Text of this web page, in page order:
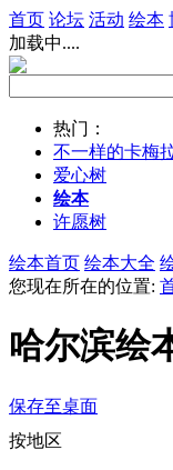
首页 论坛 活动 绘本
加载中....
热门：
不一样的卡梅
爱心树
绘本
许愿树
绘本首页 绘本大全
您现在所在的位置:
哈尔滨绘
保存至桌面
按地区